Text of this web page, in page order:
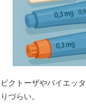
ビクトーザやバイエッ
りづらい。